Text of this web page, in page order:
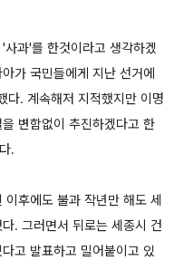
과'를 한것이라고 생각하겠
가 국민들에게 지난 선거에
다. 계속해저 지적했지만 이명
변함없이 추진하겠다고 한
.
후에도 불과 작년만 해도 세
. 그러면서 뒤로는 세종시 건
고 발표하고 밀어붙이고 있